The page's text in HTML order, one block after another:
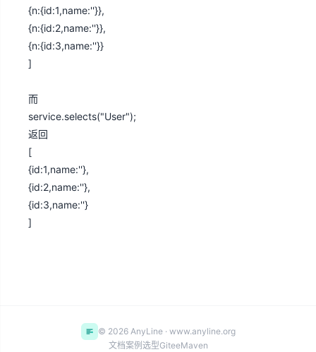
{n:{id:1,name:''}},
{n:{id:2,name:''}},
{n:{id:3,name:''}}
]
而
service.selects("User");
返回
[
{id:1,name:''},
{id:2,name:''},
{id:3,name:''}
]
© 2026 AnyLine · www.anyline.org
文档案例 选型GiteeMaven